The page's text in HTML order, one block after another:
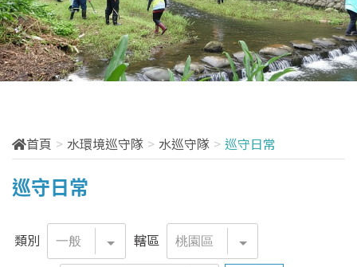
法規訊息
宣導說明會
訓練課程
花絮分享
水污染防治
首頁 水環境巡守隊 水巡守隊 巡守日常
巡守日常
類別 轄區